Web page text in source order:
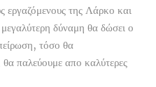
εργαζόμενους της Λάρκο και
δύναμη θα δώσει ο
τόσο θα
παλεύουμε απο καλύτερες